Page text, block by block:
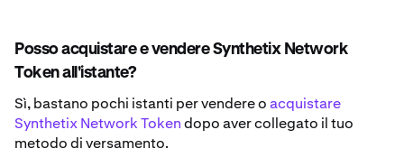
Posso acquistare e vendere Synthetix Network
Token all'istante?
Sì, bastano pochi istanti per vendere oacquistare
Synthetix Network Tokendopo aver collegato il tuo
metodo di versamento.